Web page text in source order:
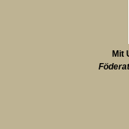
Mit